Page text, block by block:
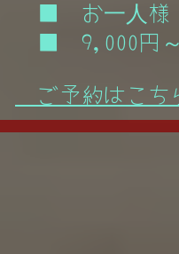
■ お一人様
■ 9,000円～
ご予約はこち